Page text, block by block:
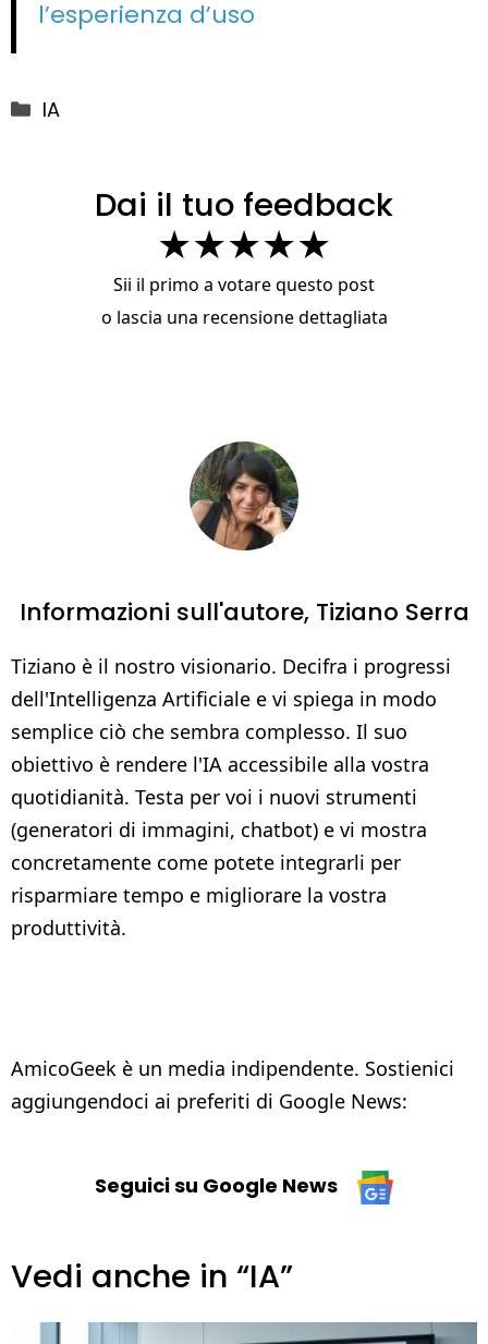
l’esperienza d’uso
Categorie
IA
Dai il tuo feedback
★★★★★
Sii il primo a votare questo post
o lascia una recensione dettagliata
Informazioni sull'autore, Tiziano Serra
Tiziano è il nostro visionario. Decifra i progressi
dell'Intelligenza Artificiale e vi spiega in modo
semplice ciò che sembra complesso. Il suo
obiettivo è rendere l'IA accessibile alla vostra
quotidianità. Testa per voi i nuovi strumenti
(generatori di immagini, chatbot) e vi mostra
concretamente come potete integrarli per
risparmiare tempo e migliorare la vostra
produttività.
AmicoGeek è un media indipendente. Sostienici
aggiungendoci ai preferiti di Google News:
Seguici su Google News
Vedi anche in “IA”